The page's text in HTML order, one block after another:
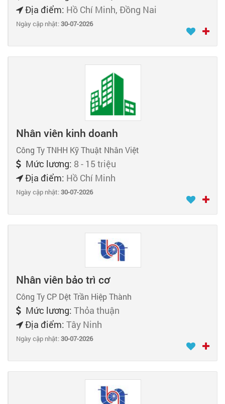
Địa điểm: Hồ Chí Minh, Đồng Nai
Ngày cập nhật:30-07-2026
Nhân viên kinh doanh
Công Ty TNHH Kỹ Thuật Nhân Việt
Mức lương: 8 - 15 triệu
Địa điểm: Hồ Chí Minh
Ngày cập nhật:30-07-2026
Nhân viên bảo trì cơ
Công Ty CP Dệt Trần Hiệp Thành
Mức lương: Thỏa thuận
Địa điểm: Tây Ninh
Ngày cập nhật:30-07-2026